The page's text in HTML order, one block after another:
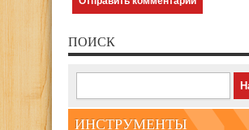
ПОИСК
ИНСТРУМЕНТЫ